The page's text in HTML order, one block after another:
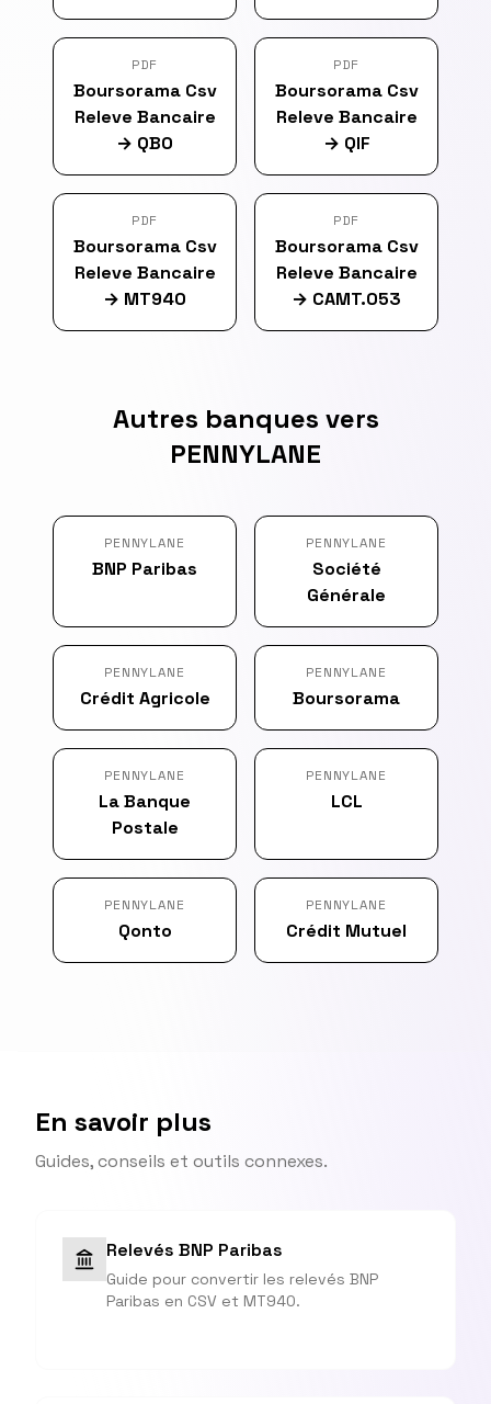
PDF
Boursorama Csv
Releve Bancaire
→ QBO
PDF
Boursorama Csv
Releve Bancaire
→ QIF
PDF
Boursorama Csv
Releve Bancaire
→ MT940
PDF
Boursorama Csv
Releve Bancaire
→ CAMT.053
Autres banques vers
PENNYLANE
PENNYLANE
BNP Paribas
PENNYLANE
Société
Générale
PENNYLANE
Crédit Agricole
PENNYLANE
Boursorama
PENNYLANE
La Banque
Postale
PENNYLANE
LCL
PENNYLANE
Qonto
PENNYLANE
Crédit Mutuel
En savoir plus
Guides, conseils et outils connexes.
Relevés BNP Paribas
Guide pour convertir les relevés BNP
Paribas en CSV et MT940.